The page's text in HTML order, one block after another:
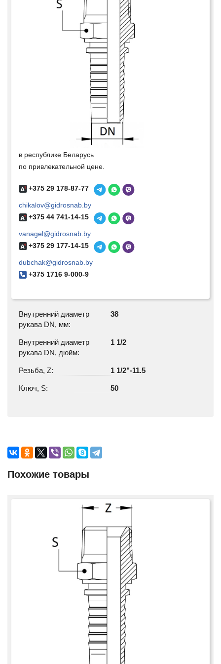
в республике Беларусь
по привлекательной цене.
+375 29 178-87-77
chikalov@gidrosnab.by
+375 44 741-14-15
vanagel@gidrosnab.by
+375 29 177-14-15
dubchak@gidrosnab.by
+375 1716 9-000-9
Внутренний диаметр
рукава DN, мм:
38
Внутренний диаметр
рукава DN, дюйм:
1 1/2
Резьба, Z: 1 1/2"-11.5
Ключ, S: 50
Похожие товары